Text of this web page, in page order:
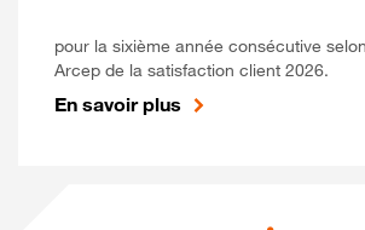
pour la sixième année consécutive
Arcep de la satisfaction client 2026.
En savoir plus